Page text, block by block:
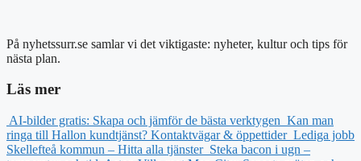
På nyhetssurr.se samlar vi det viktigaste: nyheter, kultur och tips för
nästa plan.
Läs mer
AI-bilder gratis: Skapa och jämför de bästa verktygen Kan man
ringa till Hallon kundtjänst? Kontaktvägar & öppettider Lediga jobb
Skellefteå kommun – Hitta alla tjänster Steka bacon i ugn –